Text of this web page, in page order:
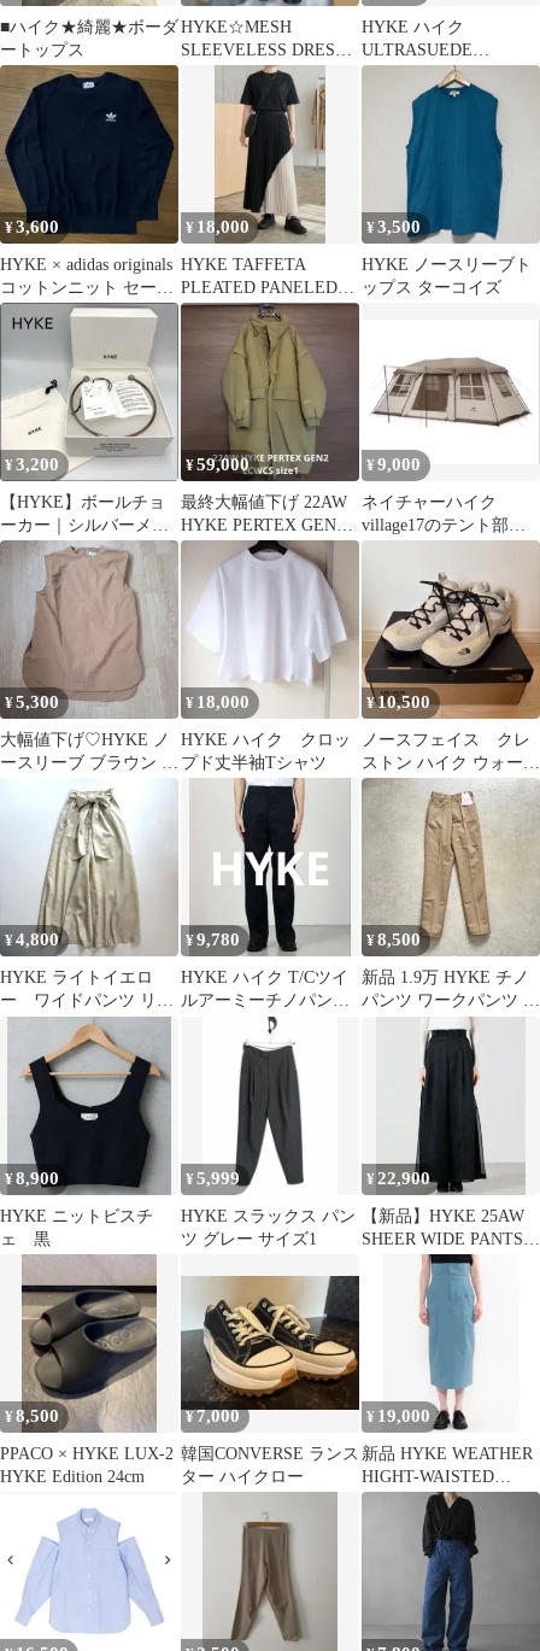
■ハイク★綺麗★ボーダ
ートップス
HYKE☆MESH
SLEEVELESS DRESS
☆メッシュワンピース
HYKE ハイク
ULTRASUEDE
HOODIE JACKET size1
¥3,600
HYKE × adidas originals
コットンニット セータ
ー
¥ 18,000
HYKE TAFFETA
PLEATED PANELED
SKIRT サイズ1
¥3,500
HYKE ノースリーブト
ップス ターコイズ
¥3,200
【HYKE】ボールチョ
ーカー｜シルバーメッ
キ 真鍮 直径13.5cm
¥59,000
最終大幅値下げ 22AW
HYKE PERTEX GEN2
ECWCS
¥9,000
ネイチャーハイク
village17のテント部分
¥5,300
大幅値下げ♡HYKE ノ
ースリーブ ブラウン サ
イズ2 ハイク
¥ 18,000
HYKE ハイク クロッ
プド丈半袖Tシャツ
¥10,500
ノースフェイス クレ
ストン ハイク ウォータ
ープルーフ（メン
ズ） 28cm 美品
¥4,800
HYKE ライトイエロ
ー ワイドパンツ リボ
ン付き ウエストゴム
¥9,780
HYKE ハイク T/Cツイ
ルアーミーチノパンツ
¥8,500
新品 1.9万 HYKE チノ
パンツ ワークパンツ ス
トレートパンツ ハイク
¥8,900
HYKE ニットビスチ
ェ 黒
¥5,999
HYKE スラックス パン
ツ グレー サイズ1
¥22,900
【新品】HYKE 25AW
SHEER WIDE PANTS
黒 サイズ2
¥8,500
PPACO × HYKE LUX-2
HYKE Edition 24cm
¥7,000
韓国CONVERSE ランス
ター ハイクロー
¥ 19,000
新品 HYKE WEATHER
HIGHT-WAISTED
SKIRT スカート